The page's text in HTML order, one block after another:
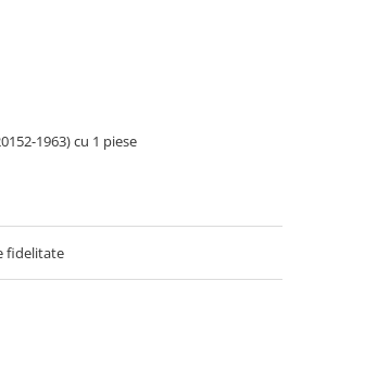
1963) cu 1 piese
fidelitate